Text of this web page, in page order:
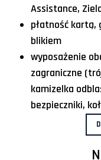
Assistance,
płatność kartą,
blikiem
wyposażenie
zagraniczne
kamizelka
bezpieczniki,